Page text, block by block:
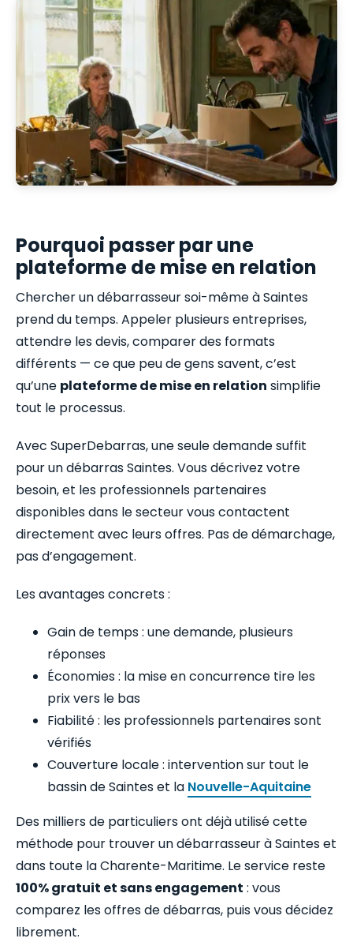
Pourquoi passer par une
plateforme de mise en relation
Chercher un débarrasseur soi-même à Saintes
prend du temps. Appeler plusieurs entreprises,
attendre les devis, comparer des formats
différents — ce que peu de gens savent, c’est
qu’une plateforme de mise en relation simplifie
tout le processus.
Avec SuperDebarras, une seule demande suffit
pour un débarras Saintes. Vous décrivez votre
besoin, et les professionnels partenaires
disponibles dans le secteur vous contactent
directement avec leurs offres. Pas de démarchage,
pas d’engagement.
Les avantages concrets :
Gain de temps : une demande, plusieurs
réponses
Économies : la mise en concurrence tire les
prix vers le bas
Fiabilité : les professionnels partenaires sont
vérifiés
Couverture locale : intervention sur tout le
bassin de Saintes et la Nouvelle-Aquitaine
Des milliers de particuliers ont déjà utilisé cette
méthode pour trouver un débarrasseur à Saintes et
dans toute la Charente-Maritime. Le service reste
100% gratuit et sans engagement : vous
comparez les offres de débarras, puis vous décidez
librement.